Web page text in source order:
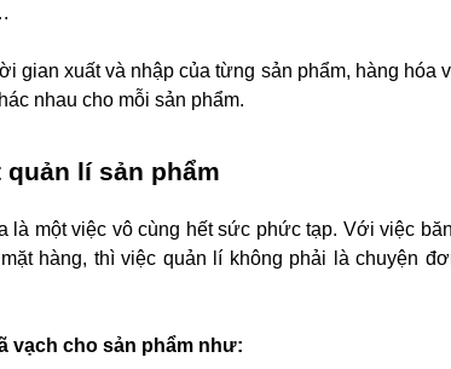
gian xuất và nhập của từng sản phẩm, hàng
nhau cho mỗi sản phẩm.
lí sản phẩm
là một việc vô cùng hết sức phức tạp. Với việc
hàng, thì việc quản lí không phải là chuyện
vạch cho sản phẩm như: